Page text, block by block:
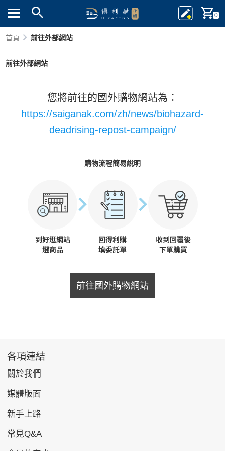
0
首頁 前往外部網站
前往外部網站
您將前往的國外購物網站為：
https://saiganak.com/zh/news/biohazard-
deadrising-repost-campaign/
購物流程簡易說明
前往國外購物網站
各項連結
關於我們
媒體版面
新手上路
常見Q&A